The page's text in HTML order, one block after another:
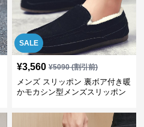
SALE
¥3,560 ¥5090(割引前)
メンズ スリッポン 裏ボア付き暖
かモカシン型メンズスリッポン